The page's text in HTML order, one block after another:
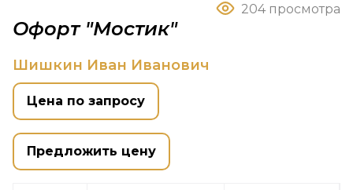
204 просмотра
Офорт "Мостик"
Шишкин Иван Иванович
Цена по запросу
Предложить цену